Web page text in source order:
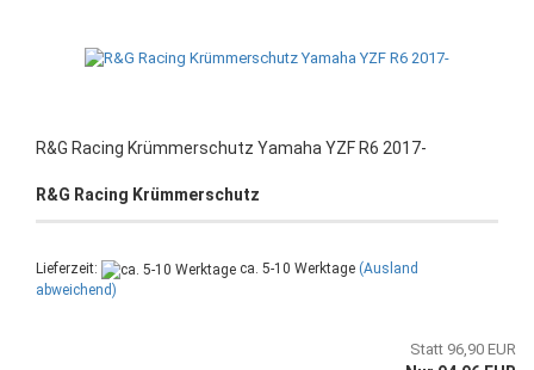
R&G Racing Krümmerschutz Yamaha YZF R6 2017-
R&G Racing Krümmerschutz
Lieferzeit: ca. 5-10 Werktage (Ausland
abweichend)
Statt 96,90 EUR